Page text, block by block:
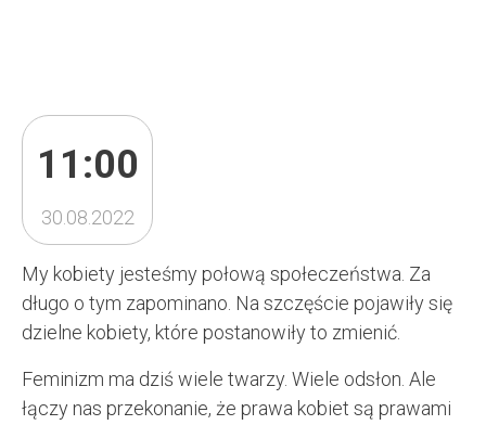
11:00
30.08.2022
My kobiety jesteśmy połową społeczeństwa. Za
długo o tym zapominano. Na szczęście pojawiły się
dzielne kobiety, które postanowiły to zmienić.
Feminizm ma dziś wiele twarzy. Wiele odsłon. Ale
łączy nas przekonanie, że prawa kobiet są prawami